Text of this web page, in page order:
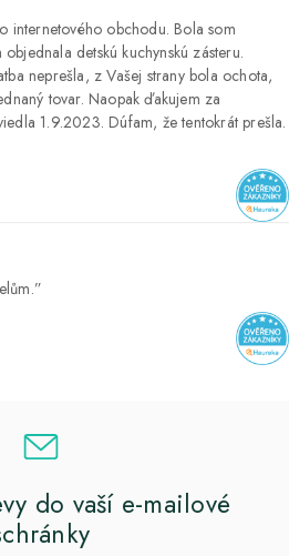
internetového obchodu. Bola som
detskú kuchynskú zásteru.
neprešla, z Vašej strany bola ochota,
tovar. Naopak ďakujem za
1.9.2023. Dúfam, že tentokrát prešla.
do vaší e-mailové